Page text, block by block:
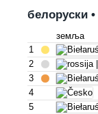
белоруски •
земља
1
2
3
4
5